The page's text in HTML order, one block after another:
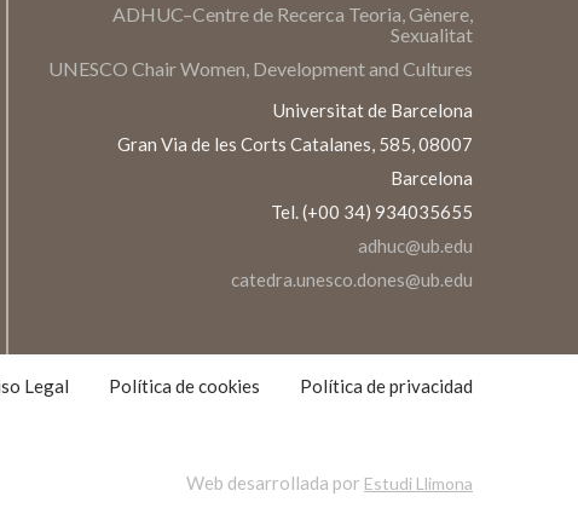
ADHUC–Centre de Recerca Teoria, Gènere,
Sexualitat
UNESCO Chair Women, Development and Cultures
Universitat de Barcelona
Gran Via de les Corts Catalanes, 585, 08007
Barcelona
Tel. (+00 34) 934035655
adhuc@ub.edu
catedra.unesco.dones@ub.edu
Legal Política de cookies Política de privacidad
Web desarrollada por Estudi Llimona